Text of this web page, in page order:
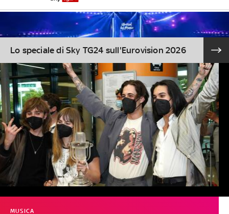
Lo speciale di Sky TG24 sull'Eurovision 2026
MUSICA